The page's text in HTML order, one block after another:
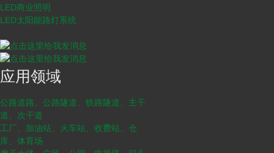
LED商业照明
LED太阳能路灯系统
应用领域
公路道路、公路隧道、铁路隧道、主干
道、次干道
工厂、加油站、火车站、收费站、仓
库、体育场